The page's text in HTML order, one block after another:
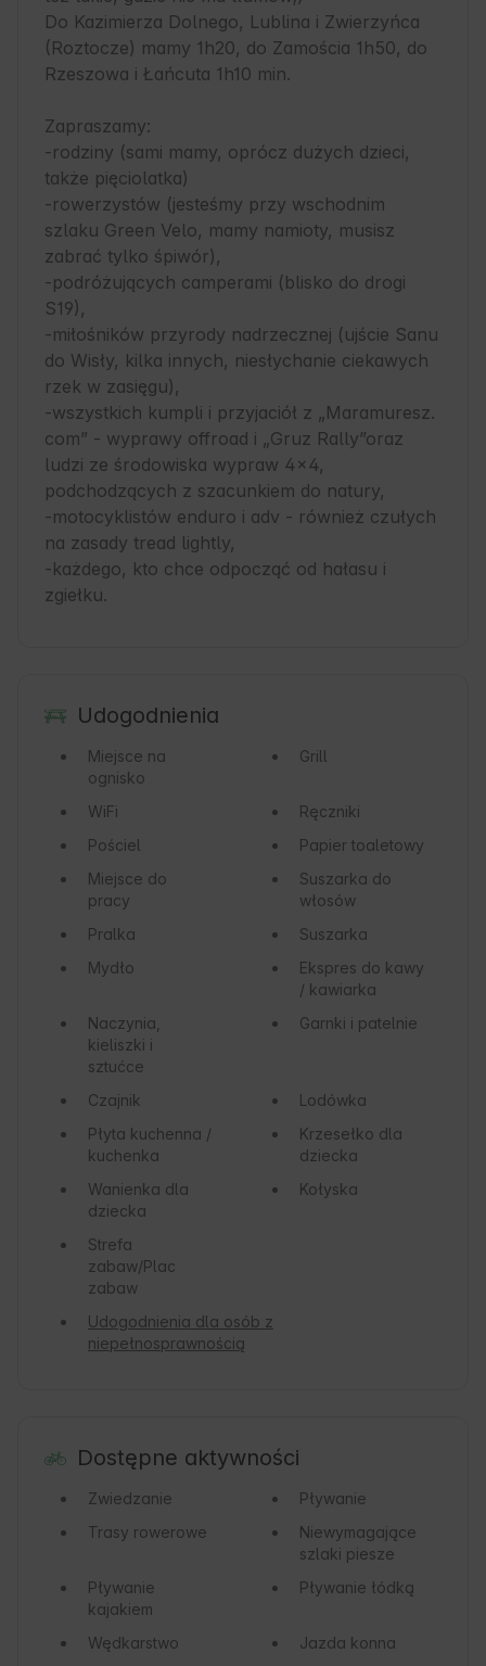
Do Kazimierza Dolnego, Lublina i Zwierzyńca
(Roztocze) mamy 1h20, do Zamościa 1h50, do
Rzeszowa i Łańcuta 1h10 min.
Zapraszamy:
-rodziny (sami mamy, oprócz dużych dzieci,
także pięciolatka)
-rowerzystów (jesteśmy przy wschodnim
szlaku Green Velo, mamy namioty, musisz
zabrać tylko śpiwór),
-podróżujących camperami (blisko do drogi
S19),
-miłośników przyrody nadrzecznej (ujście Sanu
do Wisły, kilka innych, niesłychanie ciekawych
rzek w zasięgu),
-wszystkich kumpli i przyjaciół z „Maramuresz.
com” - wyprawy offroad i „Gruz Rally”oraz
ludzi ze środowiska wypraw 4x4,
podchodzących z szacunkiem do natury,
-motocyklistów enduro i adv - również czułych
na zasady tread lightly,
-każdego, kto chce odpocząć od hałasu i
zgiełku.
Udogodnienia
Miejsce na
ognisko
Grill
WiFi
Ręczniki
Pościel
Papier toaletowy
Miejsce do
pracy
Suszarka do
włosów
Pralka
Suszarka
Mydło
Ekspres do kawy
/ kawiarka
Naczynia,
kieliszki i
sztućce
Garnki i patelnie
Czajnik
Lodówka
Płyta kuchenna /
kuchenka
Krzesełko dla
dziecka
Wanienka dla
dziecka
Kołyska
Strefa
zabaw/Plac
zabaw
Udogodnienia dla osób z
niepełnosprawnością
Dostępne aktywności
Zwiedzanie
Pływanie
Trasy rowerowe
Niewymagające
szlaki piesze
Pływanie
kajakiem
Pływanie łódką
Wędkarstwo
Jazda konna